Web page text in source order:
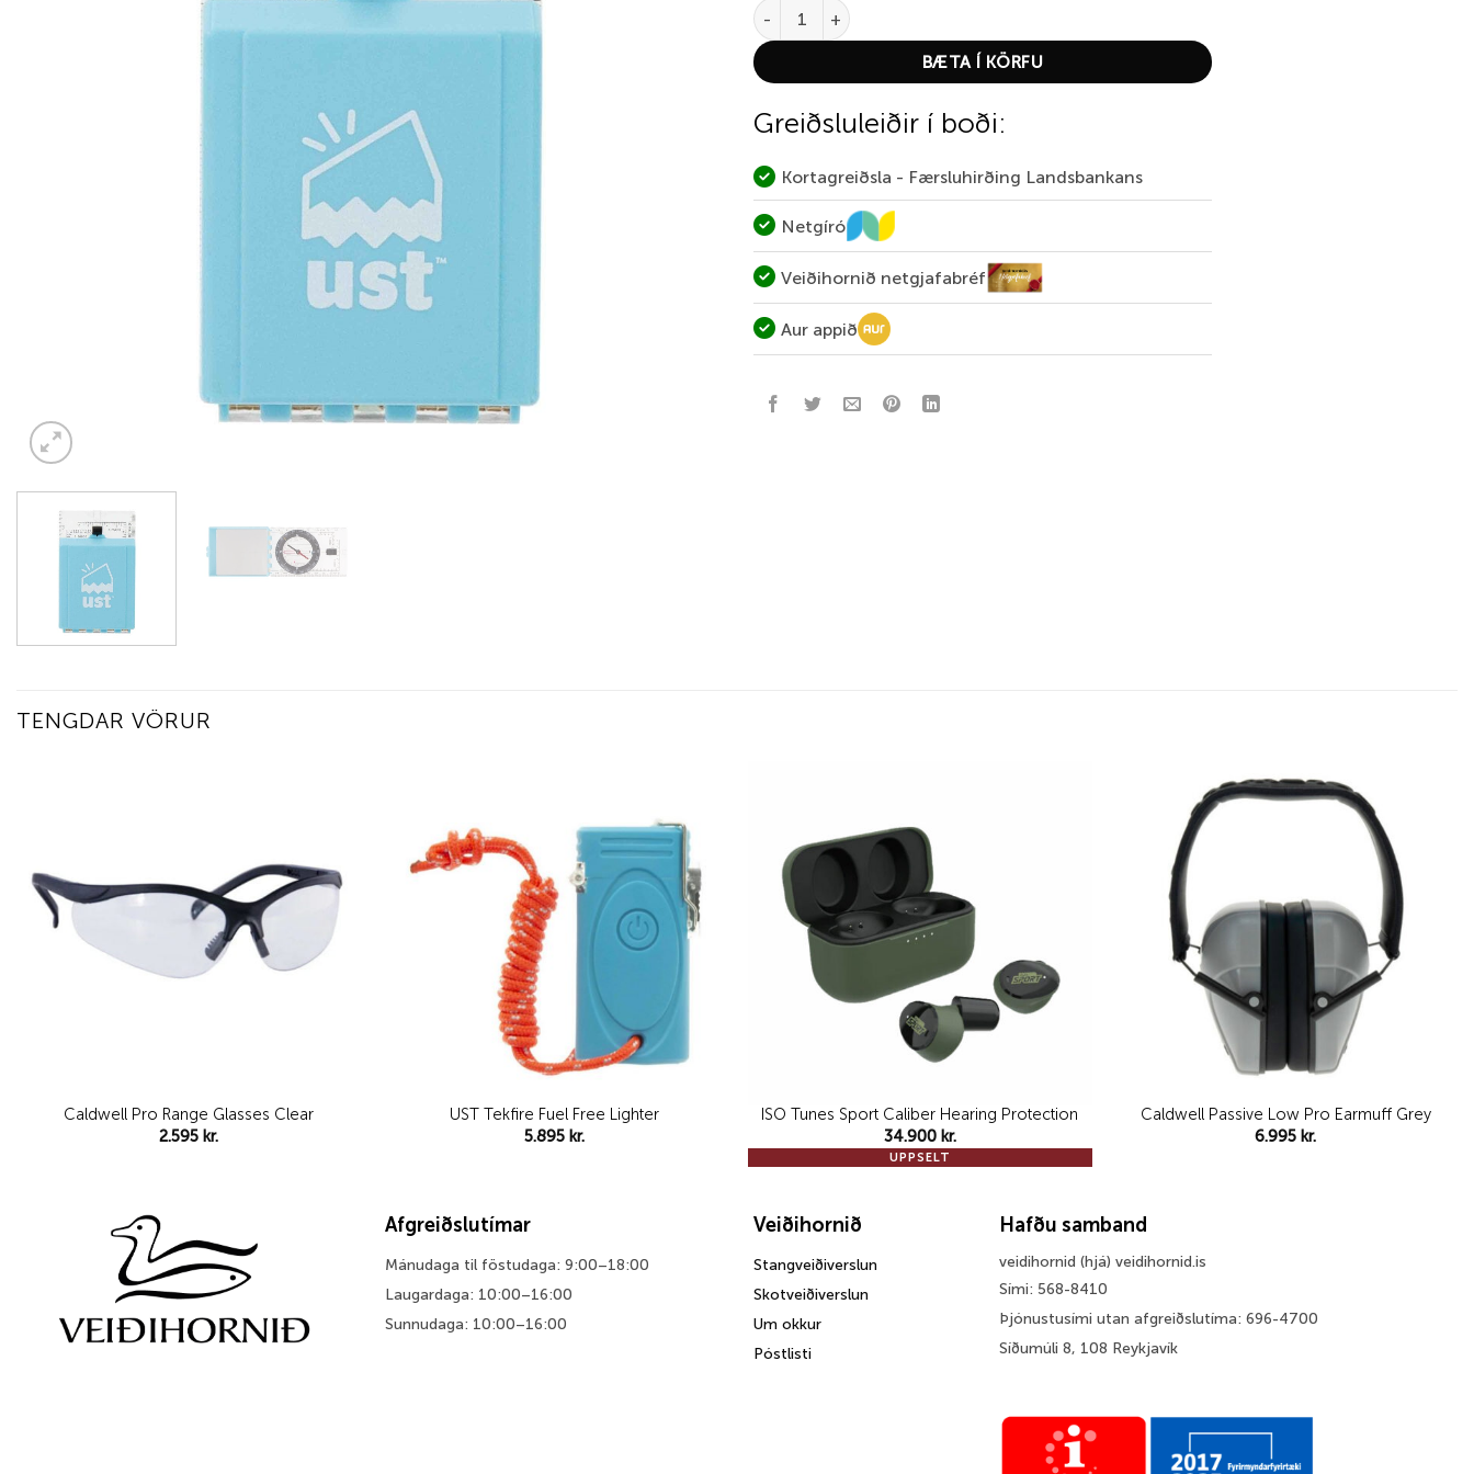
Folding Map Compass quantity
BÆTA Í KÖRFU
Greiðsluleiðir í boði:
Kortagreiðsla - Færsluhirðing Landsbankans
Netgíró
Veiðihornið netgjafabréf
Aur appið
TENGDAR VÖRUR
Caldwell Pro Range Glasses Clear
2.595 kr.
Add to
wishlist
UST Tekfire Fuel Free Lighter
5.895 kr.
UPPSELT
ISO Tunes Sport Caliber Hearing Protection
34.900 kr.
Caldwell Passive Low Pro Earmuff Grey
6.995 kr.
Afgreiðslutímar
Mánudaga til föstudaga: 9:00–18:00
Laugardaga: 10:00–16:00
Sunnudaga: 10:00–16:00
Veiðihornið
Stangveiðiverslun
Skotveiðiverslun
Um okkur
Póstlisti
Hafðu samband
veidihornid (hjá) veidihornid.is
Sími: 568-8410
Þjónustusími utan afgreiðslutíma: 696-4700
Síðumúli 8, 108 Reykjavík